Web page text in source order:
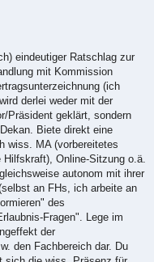
eindeutiger Ratschlag zur
mit Kommission
(ich
derlei weder mit der
Präsident geklärt, sondern
Biete direkt eine
wiss. MA (vorbereitetes
Online-Sitzung o.ä.
autonom mit ihrer
an FHs, ich arbeite an
des
Fragen". Lege im
der
den Fachbereich dar. Du